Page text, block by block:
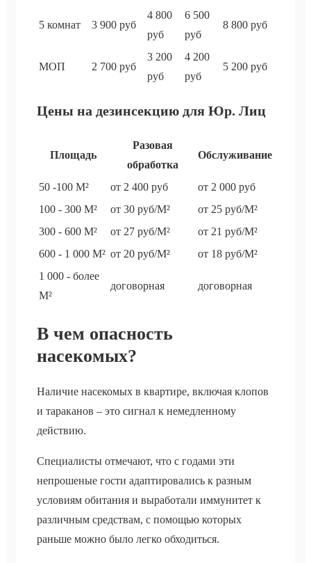
5 комнат 3 900 руб
4 800
руб
6 500
руб
8 800 руб
МОП 2 700 руб
3 200
руб
4 200
руб
5 200 руб
Цены на дезинсекцию для Юр. Лиц
Площадь
Разовая
обработка
Обслуживание
50 -100 М² от 2 400 руб
от 2 000 руб
100 - 300 М²
от 30 руб/М²
от 25 руб/М²
300 - 600 М²
от 27 руб/М²
от 21 руб/М²
600 - 1 000 М² от 20 руб/М²
от 18 руб/М²
1 000 - более
М²
договорная договорная
В чем опасность
насекомых?
Наличие насекомых в квартире, включая клопов
и тараканов – это сигнал к немедленному
действию.
Специалисты отмечают, что с годами эти
непрошеные гости адаптировались к разным
условиям обитания и выработали иммунитет к
различным средствам, с помощью которых
раньше можно было легко обходиться.